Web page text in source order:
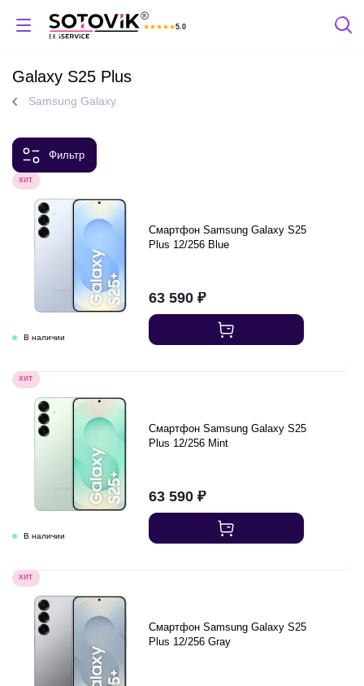
★ ★ ★ ★ ★5.0
Отзывы Яндекс
Galaxy S25 Plus
Samsung Galaxy
Фильтр
ХИТ
Смартфон Samsung Galaxy S25
Plus 12/256 Blue
63 590₽
ХИТ
Смартфон Samsung Galaxy S25
Plus 12/256 Mint
63 590₽
ХИТ
Смартфон Samsung Galaxy S25
Plus 12/256 Gray